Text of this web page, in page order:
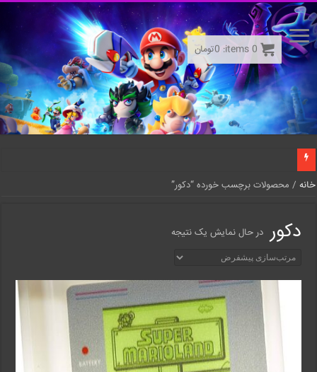
خانه / محصولات برچسب خورده “دکور”
دکور در حال نمایش یک نتیجه
0
items:
0تومان